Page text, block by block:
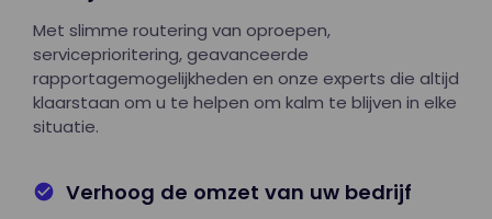
Met slimme routering van oproepen,
serviceprioritering, geavanceerde
rapportagemogelijkheden en onze experts die altijd
klaarstaan om u te helpen om kalm te blijven in elke
situatie.
Verhoog de omzet van uw bedrijf